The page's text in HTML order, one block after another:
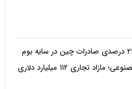
صادرات چین در سایه بوم
هوش مصنوعی؛ مازاد تجاری ۱۱۲ میلیارد دلاری